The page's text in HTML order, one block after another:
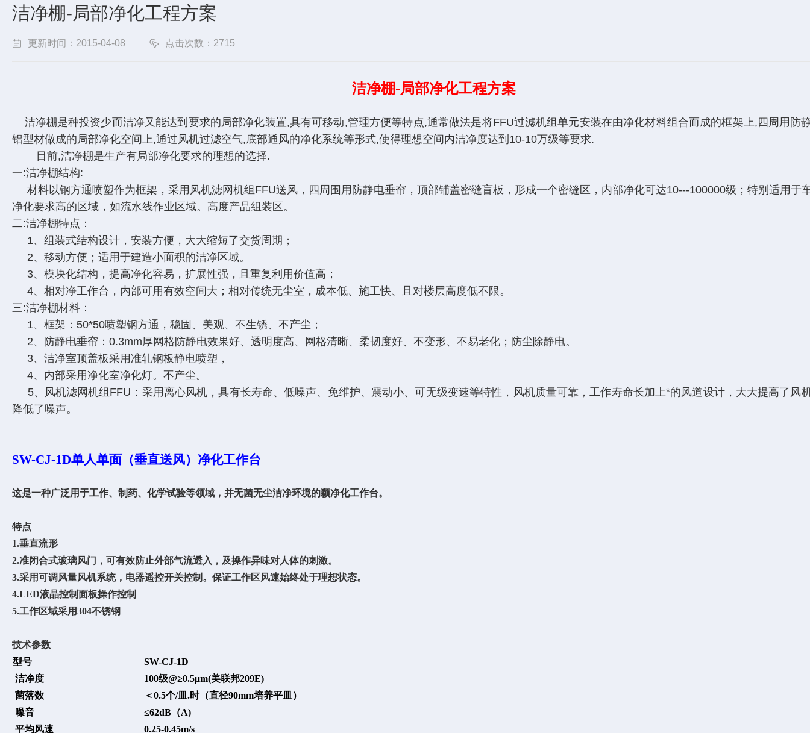
洁净棚-局部净化工程方案
更新时间：2015-04-08 点击次数：2715
洁净棚-局部净化工程方案
洁净棚是种投资少而洁净又能达到要求的局部净化装置,具有可移动,管理方便等特点,通常做法是将FFU过滤机组单元安装在由净化材料组合而成的框架上,四周用防
铝型材做成的局部净化空间上,通过风机过滤空气,底部通风的净化系统等形式,使得理想空间内洁净度达到10-10万级等要求.
目前,洁净棚是生产有局部净化要求的理想的选择.
一:洁净棚结构:
材料以钢方通喷塑作为框架，采用风机滤网机组FFU送风，四周围用防静电垂帘，顶部铺盖密缝盲板，形成一个密缝区，内部净化可达10---100000级；特别适用于
净化要求高的区域，如流水线作业区域。高度产品组装区。
二:洁净棚特点：
1、组装式结构设计，安装方便，大大缩短了交货周期；
2、移动方便；适用于建造小面积的洁净区域。
3、模块化结构，提高净化容易，扩展性强，且重复利用价值高；
4、相对净工作台，内部可用有效空间大；相对传统无尘室，成本低、施工快、且对楼层高度低不限。
三:洁净棚材料：
1、框架：50*50喷塑钢方通，稳固、美观、不生锈、不产尘；
2、防静电垂帘：0.3mm厚网格防静电效果好、透明度高、网格清晰、柔韧度好、不变形、不易老化；防尘除静电。
3、洁净室顶盖板采用准轧钢板静电喷塑，
4、内部采用净化室净化灯。不产尘。
5、风机滤网机组FFU：采用离心风机，具有长寿命、低噪声、免维护、震动小、可无级变速等特性，风机质量可靠，工作寿命长加上*的风道设计，大大提高了风
降低了噪声。
SW-CJ-1D单人单面（垂直送风）净化工作台
这是一种广泛用于工作、制药、化学试验等领域，并无菌无尘洁净环境的颖净化工作台。
特点
1.垂直流形
2.准闭合式玻璃风门，可有效防止外部气流透入，及操作异味对人体的刺激。
3.采用可调风量风机系统，电器遥控开关控制。保证工作区风速始终处于理想状态。
4.LED液晶控制面板操作控制
5.工作区域采用304不锈钢
技术参数
型号
SW-CJ-1D
洁净度
100级@≥0.5μm(美联邦209E)
菌落数
＜0.5个/皿.时（直径90mm培养平皿）
噪音
≤62dB（A)
平均风速
0.25-0.45m/s